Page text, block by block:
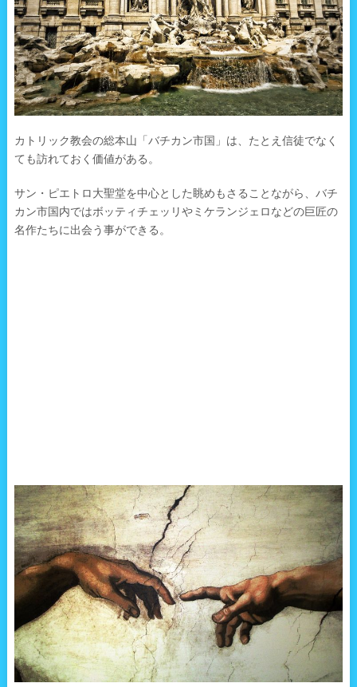
カトリック教会の総本山「バチカン市国」は、たとえ信徒でなく
ても訪れておく価値がある。
サン・ピエトロ大聖堂を中心とした眺めもさることながら、バチ
カン市国内ではボッティチェッリやミケランジェロなどの巨匠の
名作たちに出会う事ができる。